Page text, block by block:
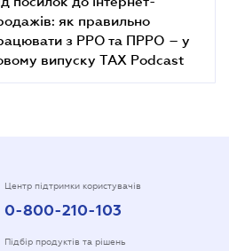
як правильно
з РРО та ПРРО – у
випуску TAX Podcast
Центр підтримки користувачів
0-800-210-103
Підбір продуктів та рішень